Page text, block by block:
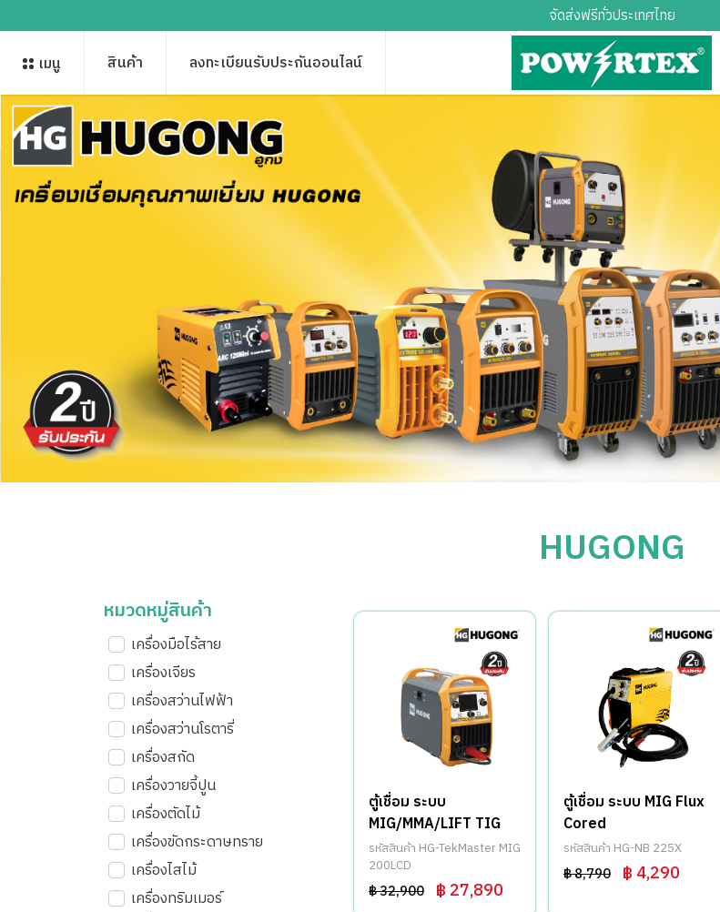
จัดส่งฟรีทั่วประเทศไทย
เมนู สินค้า ลงทะเบียนรับประกันออนไลน์
HUGONG
หมวดหมู่สินค้า
เครื่องมือไร้สาย
เครื่องเจียร
เครื่องสว่านไฟฟ้า
เครื่องสว่านโรตารี่
เครื่องสกัด
เครื่องวายจี้ปูน
เครื่องตัดไม้
เครื่องขัดกระดาษทราย
เครื่องไสไม้
เครื่องทริมเมอร์
ตู้เชื่อม ระบบ
MIG/MMA/LIFT TIG
รหัสสินค้า HG-TekMaster MIG
200LCD
฿ 32,900 ฿ 27,890
ตู้เชื่อม ระบบ MIG Flux
Cored
รหัสสินค้า HG-NB 225X
฿ 8,790 ฿ 4,290